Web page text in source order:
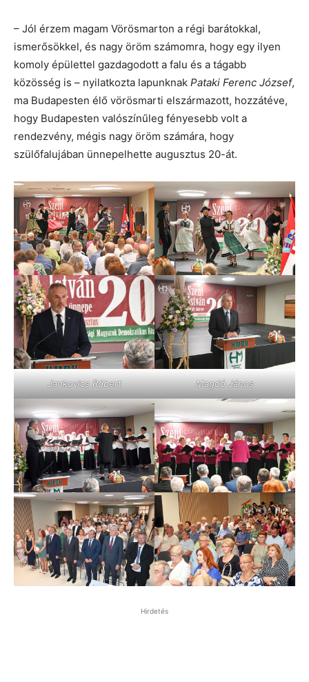
– Jól érzem magam Vörösmarton a régi barátokkal,
ismerősökkel, és nagy öröm számomra, hogy egy ilyen
komoly épülettel gazdagodott a falu és a tágabb
közösség is – nyilatkozta lapunknak Pataki Ferenc József,
ma Budapesten élő vörösmarti elszármazott, hozzátéve,
hogy Budapesten valószínűleg fényesebb volt a
rendezvény, mégis nagy öröm számára, hogy
szülőfalujában ünnepelhette augusztus 20-át.
Jankovics Róbert Magdó János
Hirdetés